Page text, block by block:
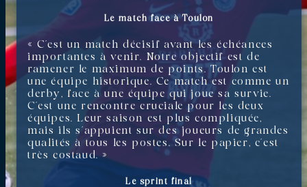
Le match face à Toulon
« C’est un match décisif avant les échéances
importantes à venir. Notre objectif est de
ramener le maximum de points. Toulon est
une équipe historique. Ce match est comme un
derby, face à une équipe qui joue sa survie.
C’est une rencontre cruciale pour les deux
équipes. Leur saison est plus compliquée,
mais ils s’appuient sur des joueurs de grandes
qualités à tous les postes. Sur le papier, c’est
très costaud. »
Le sprint final